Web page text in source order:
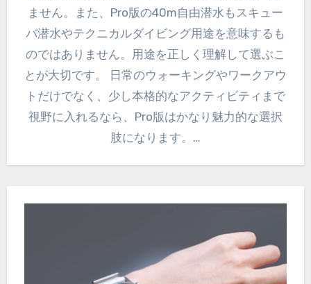
ません。また、Pro版の40m自由潜水もスキュー
バ潜水やテクニカルダイビング用途を意味するも
のではありません。用途を正しく理解して選ぶこ
とが大切です。 日常のウォーキングやワークアウ
トだけでなく、少し本格的なアクティビティまで
視野に入れるなら、Pro版はかなり魅力的な選択
肢になります。…